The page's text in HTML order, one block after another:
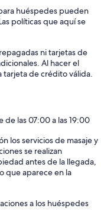
huéspedes pueden
políticas que aquí se
ni tarjetas de
Al hacer el
tarjeta de crédito válida.
de las 07:00 a las 19:00
los servicios de masaje y
se realizan
antes de la llegada,
que aparece en la
a los huéspedes